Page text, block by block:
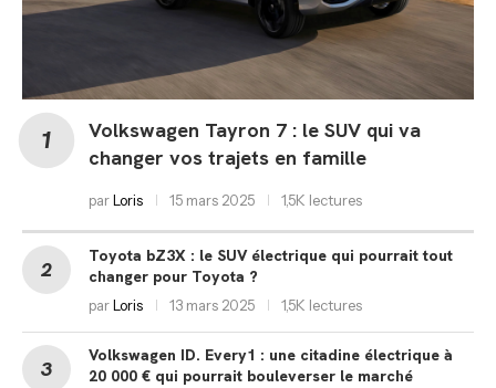
Volkswagen Tayron 7 : le SUV qui va
changer vos trajets en famille
parLoris 15 mars 2025 1,5K lectures
Toyota bZ3X : le SUV électrique qui pourrait tout
changer pour Toyota ?
parLoris 13 mars 2025 1,5K lectures
Volkswagen ID. Every1 : une citadine électrique à
20 000 € qui pourrait bouleverser le marché